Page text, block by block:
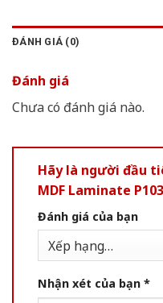
ĐÁNH GIÁ (0)
Đánh giá
Chưa có đánh giá nào.
Hãy là người đầu
MDF Laminate
Đánh giá của bạn
Nhận xét của bạn *